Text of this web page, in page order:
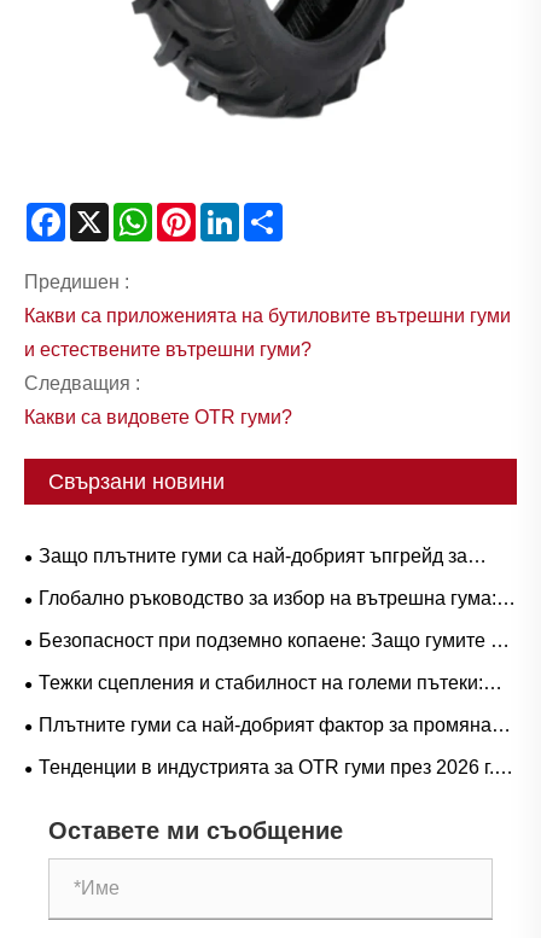
Facebook
X WhatsAppPinterestLinkedIn
Предишен :
Какви са приложенията на бутиловите вътрешни гуми
и естествените вътрешни гуми?
Следващия :
Какви са видовете OTR гуми?
Свързани новини
Защо плътните гуми са най-добрият ъпгрейд за
тежки работни процеси?
Глобално ръководство за избор на вътрешна гума:
Популярни размери и базирани на сценарии
Безопасност при подземно копаене: Защо гумите от
серия L-5S са от решаващо значение за елиминиране
Тежки сцепления и стабилност на големи пътеки:
Тенденции в търсенето на гумени гуми за ричтрак и
Плътните гуми са най-добрият фактор за промяна
на играта при тежки операции?
Тенденции в индустрията за OTR гуми през 2026 г.:
Оставете ми съобщение